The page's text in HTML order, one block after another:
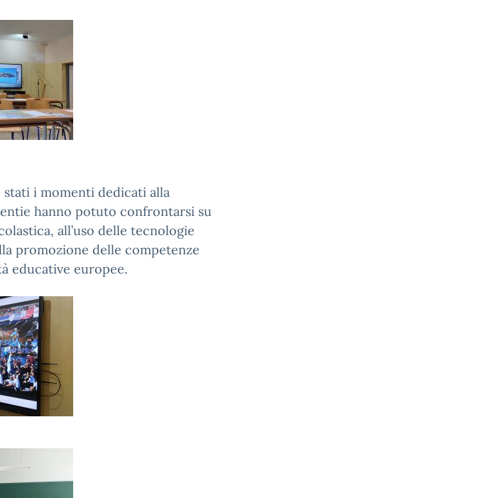
i momenti dedicati alla
hanno potuto confrontarsi su
all’uso delle tecnologie
promozione delle competenze
educative europee.